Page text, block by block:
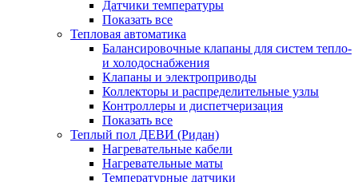
Датчики температуры
Показать все
Тепловая автоматика
Балансировочные клапаны для систем тепло-
и холодоснабжения
Клапаны и электроприводы
Коллекторы и распределительные узлы
Контроллеры и диспетчеризация
Показать все
Теплый пол ДЕВИ (Ридан)
Нагревательные кабели
Нагревательные маты
Температурные датчики